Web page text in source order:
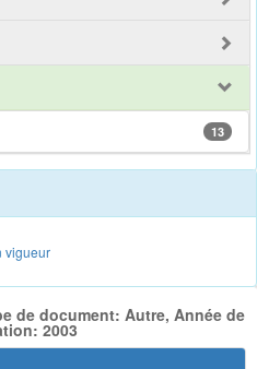
13
vigueur
de document: Autre, Année de
2003